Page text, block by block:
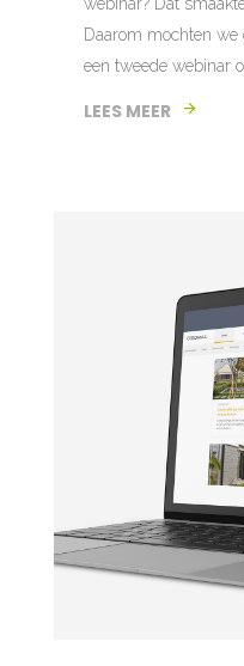
Daarom mochten
een tweede webinar
LEES MEER